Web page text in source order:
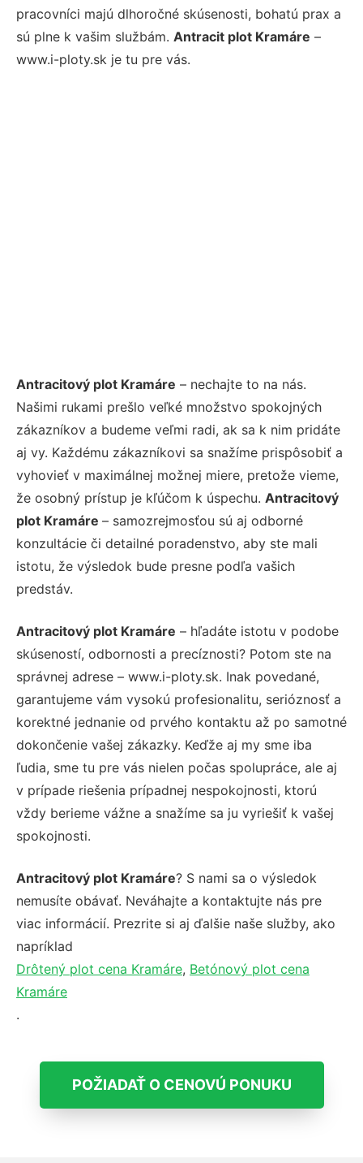
pracovníci majú dlhoročné skúsenosti, bohatú prax a
sú plne k vašim službám. Antracit plot Kramáre –
www.i-ploty.sk je tu pre vás.
Antracitový plot Kramáre – nechajte to na nás.
Našimi rukami prešlo veľké množstvo spokojných
zákazníkov a budeme veľmi radi, ak sa k nim pridáte
aj vy. Každému zákazníkovi sa snažíme prispôsobiť a
vyhovieť v maximálnej možnej miere, pretože vieme,
že osobný prístup je kľúčom k úspechu. Antracitový
plot Kramáre – samozrejmosťou sú aj odborné
konzultácie či detailné poradenstvo, aby ste mali
istotu, že výsledok bude presne podľa vašich
predstáv.
Antracitový plot Kramáre – hľadáte istotu v podobe
skúseností, odbornosti a precíznosti? Potom ste na
správnej adrese – www.i-ploty.sk. Inak povedané,
garantujeme vám vysokú profesionalitu, serióznosť a
korektné jednanie od prvého kontaktu až po samotné
dokončenie vašej zákazky. Keďže aj my sme iba
ľudia, sme tu pre vás nielen počas spolupráce, ale aj
v prípade riešenia prípadnej nespokojnosti, ktorú
vždy berieme vážne a snažíme sa ju vyriešiť k vašej
spokojnosti.
Antracitový plot Kramáre? S nami sa o výsledok
nemusíte obávať. Neváhajte a kontaktujte nás pre
viac informácií. Prezrite si aj ďalšie naše služby, ako
napríklad
Drôtený plot cena Kramáre, Betónový plot cena
Kramáre
.
POŽIADAŤ O CENOVÚ PONUKU